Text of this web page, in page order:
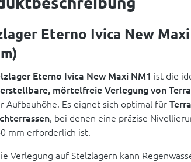
Eterno Ivica New
Eterno Ivica New Maxi NM1 ist die
mörtelfreie Verlegung von
Aufbauhöhe. Es eignet sich optimal für
, bei denen eine präzise
mm erforderlich ist.
Verlegung auf Stelzlagern kann